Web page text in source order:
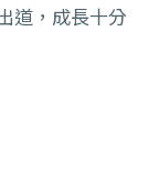
道，成長十分